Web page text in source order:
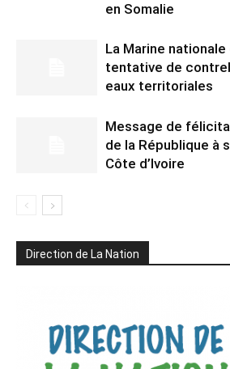
en Somalie
La Marine
tentative de
eaux territoriales
Message de
de la République à
Côte d’Ivoire
Direction de La Nation